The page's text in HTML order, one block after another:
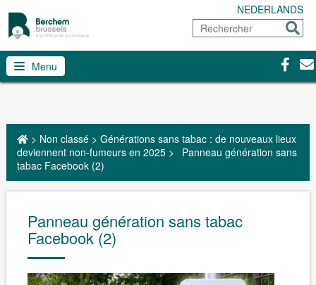
NEDERLANDS
Rechercher
Menu
> Non classé> Générations sans tabac : de nouveaux lieux
deviennent non-fumeurs en 2025>
Panneau génération sans
tabac Facebook (2)
Panneau génération sans tabac
Facebook (2)